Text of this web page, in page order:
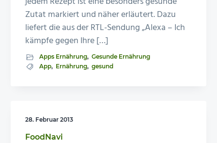
Zutat markiert und näher erläutert. Dazu
liefert die aus der RTL-Sendung „Alexa – Ich
kämpfe gegen Ihre […]
Apps Ernährung, Gesunde Ernährung
App, Ernährung, gesund
28. Februar 2013
FoodNavi